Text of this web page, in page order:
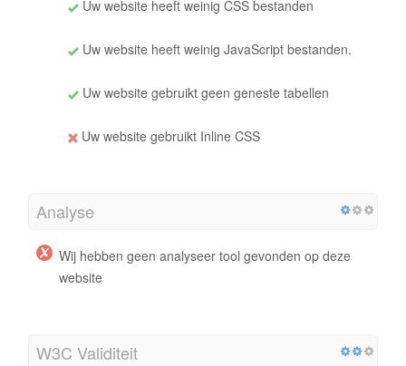
Uw website heeft weinig CSS bestanden
Uw website heeft weinig JavaScript bestanden.
Uw website gebruikt geen geneste tabellen
Uw website gebruikt Inline CSS
Analyse
Wij hebben geen analyseer tool gevonden op deze
website
W3C Validiteit